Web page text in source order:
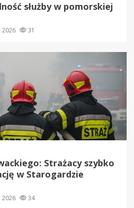
służby w pomorskiej
2026 31
Strażacy szybko
w Starogardzie
2026 34